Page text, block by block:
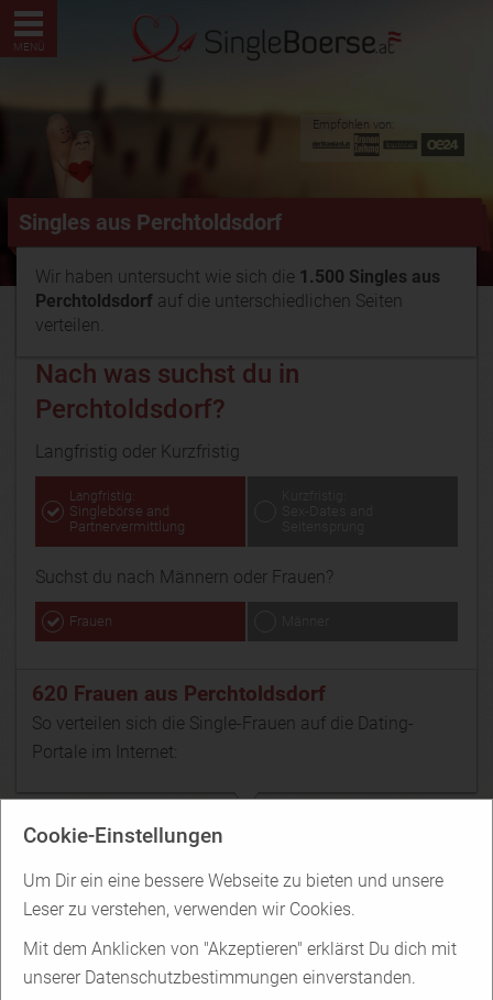
Cookie-Einstellungen
Um Dir ein eine bessere Webseite zu bieten und unsere
Leser zu verstehen, verwenden wir Cookies.
Mit dem Anklicken von "Akzeptieren" erklärst Du dich mit
unserer Datenschutzbestimmungen einverstanden.
MENÜ
Empfohlen von:
Singles aus Perchtoldsdorf
Wir haben untersucht wie sich die 1.500 Singles aus
Perchtoldsdorf auf die unterschiedlichen Seiten
verteilen.
Nach was suchst du in
Perchtoldsdorf?
Langfristig oder Kurzfristig
Langfristig:
Singlebörse and
Partnervermittlung
Suchst du nach Männern oder Frauen?
Frauen
620 Frauen aus Perchtoldsdorf
So verteilen sich die Single-Frauen auf die Dating-
Portale im Internet:
aus Perchtoldsdorf